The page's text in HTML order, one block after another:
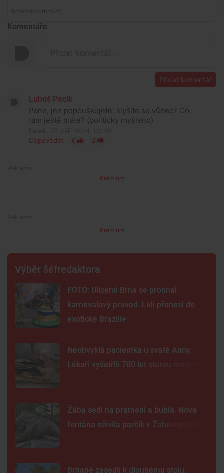
Komentáře
Přidat komentář
Luboš Pacik
Pane, jen popouškujete, slyšíte se vůbec? Co
tam ještě máte? (politicky myšleno)
Odpovědět
6 2
Premium
Premium
Výběr šéfredaktora
FOTO: Ulicemi Brna se prohnal
karnevalový průvod. Lidi přenesl do
exotické Brazílie
Neobvyklá pacientka u svaté Anny.
Lékaři vyšetřili 700 let starou madonu
Žába sedí na prameni a bublá. Nová
fontána oživila parčík v Žabovřeskách
Brňané zasedli k dlouhému stolu.